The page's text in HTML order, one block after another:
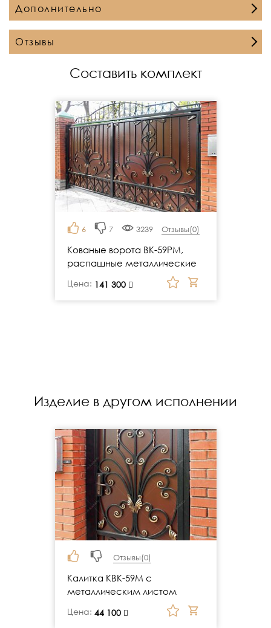
Дополнительно
Отзывы
Составить комплект
6 7 3239 Отзывы(0)
Кованые ворота ВК-59РМ,
распашные металлические
Цена: 141 300
руб.
Изделие в другом исполнении
Отзывы(0)
Калитка КВК-59М с
металлическим листом
Цена: 44 100
руб.